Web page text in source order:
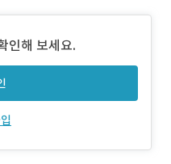
신체로 직접 경험하는 작
성으로 구현하기 위해서
인해 보세요.